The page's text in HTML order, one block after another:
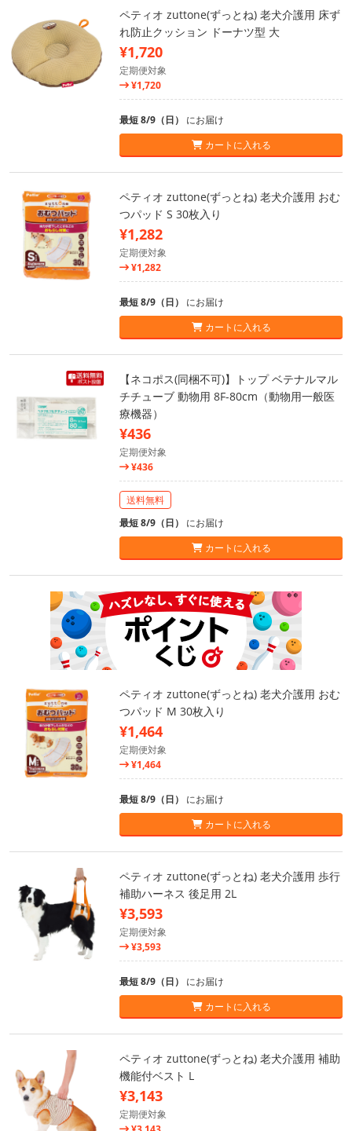
ペティオ zuttone(ずっとね) 老犬介護用 床ず
れ防止クッション ドーナツ型 大
¥1,720
定期便対象
¥1,720
最短 8/9（日） にお届け
カートに入れる
ペティオ zuttone(ずっとね) 老犬介護用 おむ
つパッド S 30枚入り
¥1,282
定期便対象
¥1,282
最短 8/9（日） にお届け
カートに入れる
【ネコポス(同梱不可)】トップ ベテナルマル
チチューブ 動物用 8F-80cm（動物用一般医
療機器）
¥436
定期便対象
¥436
送料無料
最短 8/9（日） にお届け
カートに入れる
ペティオ zuttone(ずっとね) 老犬介護用 おむ
つパッド M 30枚入り
¥1,464
定期便対象
¥1,464
最短 8/9（日） にお届け
カートに入れる
ペティオ zuttone(ずっとね) 老犬介護用 歩行
補助ハーネス 後足用 2L
¥3,593
定期便対象
¥3,593
最短 8/9（日） にお届け
カートに入れる
ペティオ zuttone(ずっとね) 老犬介護用 補助
機能付ベスト L
¥3,143
定期便対象